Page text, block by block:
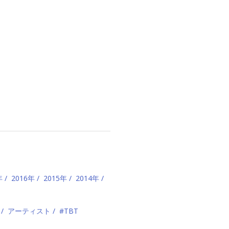
2016年 2015年 2014年
アーティスト #TBT